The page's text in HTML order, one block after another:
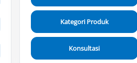
Kategori Produk
Konsultasi